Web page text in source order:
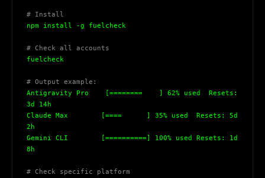
# Install
npm install -g fuelcheck
# Check all accounts
fuelcheck
# Output example:
Antigravity Pro    [========    ] 62% used  Resets:
3d 14h
Claude Max        [====      ] 35% used  Resets: 5d
2h
Gemini CLI        [==========] 100% used Resets: 1d
8h
# Check specific platform